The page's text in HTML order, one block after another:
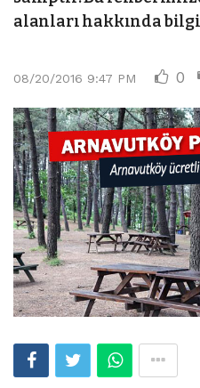
alanları hakkında
08/20/2016 9:47 PM 0